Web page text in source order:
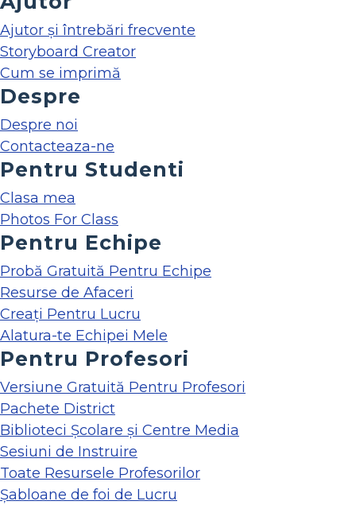
Ajutor și întrebări frecvente
Storyboard Creator
Cum se imprimă
Despre
Despre noi
Contacteaza-ne
Pentru Studenti
Clasa mea
Photos For Class
Pentru Echipe
Probă Gratuită Pentru Echipe
Resurse de Afaceri
Creați Pentru Lucru
Alatura-te Echipei Mele
Pentru Profesori
Versiune Gratuită Pentru Profesori
Pachete District
Biblioteci Școlare și Centre Media
Sesiuni de Instruire
Toate Resursele Profesorilor
Șabloane de foi de Lucru